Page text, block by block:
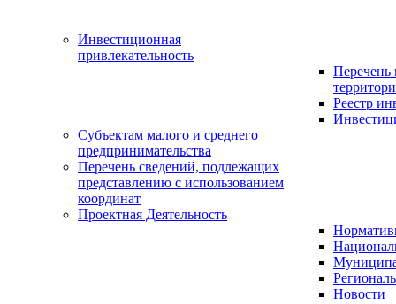
Инвестиционная
привлекательность
Перечень
Реестр
Субъектам малого и среднего
предпринимательства
Перечень сведений, подлежащих
представлению с использованием
координат
Проектная Деятельность
Новости